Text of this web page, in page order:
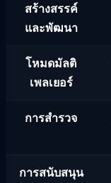
สร้างสรรค์
และพัฒนา
โหมดมัลติ
เพลเยอร์
การสำรวจ
การสนับสนุน